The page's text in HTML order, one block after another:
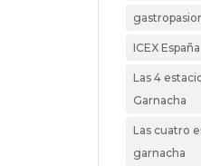
ICEX España
Las 4
Garnacha
Las cuatro
garnacha